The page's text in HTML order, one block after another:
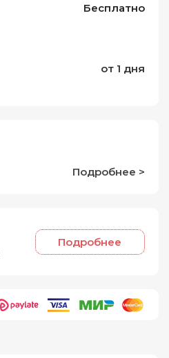
Бесплатно
от 1 дня
Подробнее >
Подробнее